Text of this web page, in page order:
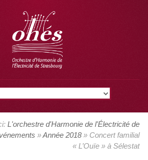
L'orchestre d'Harmonie de l'Électricité de
»Année 2018» Concert familial
« L’Ouïe » à Sélestat